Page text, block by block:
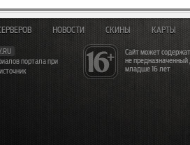
Сайт может
не
младше 16 лет
НОВОСТИ СКИНЫ КАРТЫ
портала при